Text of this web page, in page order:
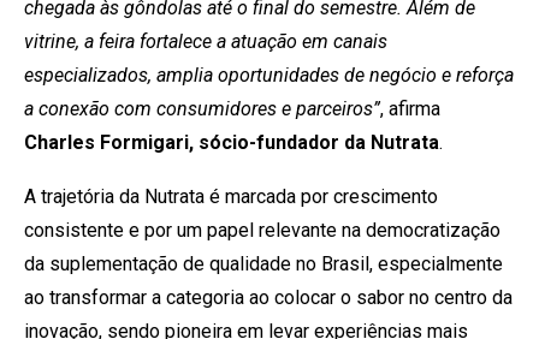
chegada às gôndolas até o final do semestre. Além de
vitrine, a feira fortalece a atuação em canais
especializados, amplia oportunidades de negócio e reforça
a conexão com consumidores e parceiros”, afirma
Charles Formigari, sócio-fundador da Nutrata.
A trajetória da Nutrata é marcada por crescimento
consistente e por um papel relevante na democratização
da suplementação de qualidade no Brasil, especialmente
ao transformar a categoria ao colocar o sabor no centro da
inovação, sendo pioneira em levar experiências mais